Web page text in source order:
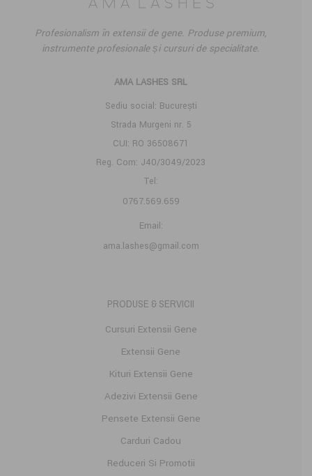
Profesionalism în extensii de gene. Produse premium,
instrumente profesionale și cursuri de specialitate.
AMA LASHES SRL
Sediu social: București
Strada Murgeni nr. 5
CUI: RO 36508671
Reg. Com: J40/3049/2023
Tel:
0767.569.659
Email:
ama.lashes@gmail.com
PRODUSE & SERVICII
Cursuri Extensii Gene
Extensii Gene
Kituri Extensii Gene
Adezivi Extensii Gene
Pensete Extensii Gene
Carduri Cadou
Reduceri Si Promotii